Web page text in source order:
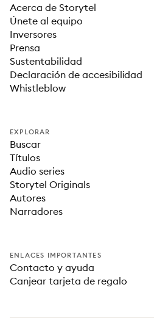
Acerca de Storytel
Únete al equipo
Inversores
Prensa
Sustentabilidad
Declaración de accesibilidad
Whistleblow
EXPLORAR
Buscar
Títulos
Audio series
Storytel Originals
Autores
Narradores
ENLACES IMPORTANTES
Contacto y ayuda
Canjear tarjeta de regalo